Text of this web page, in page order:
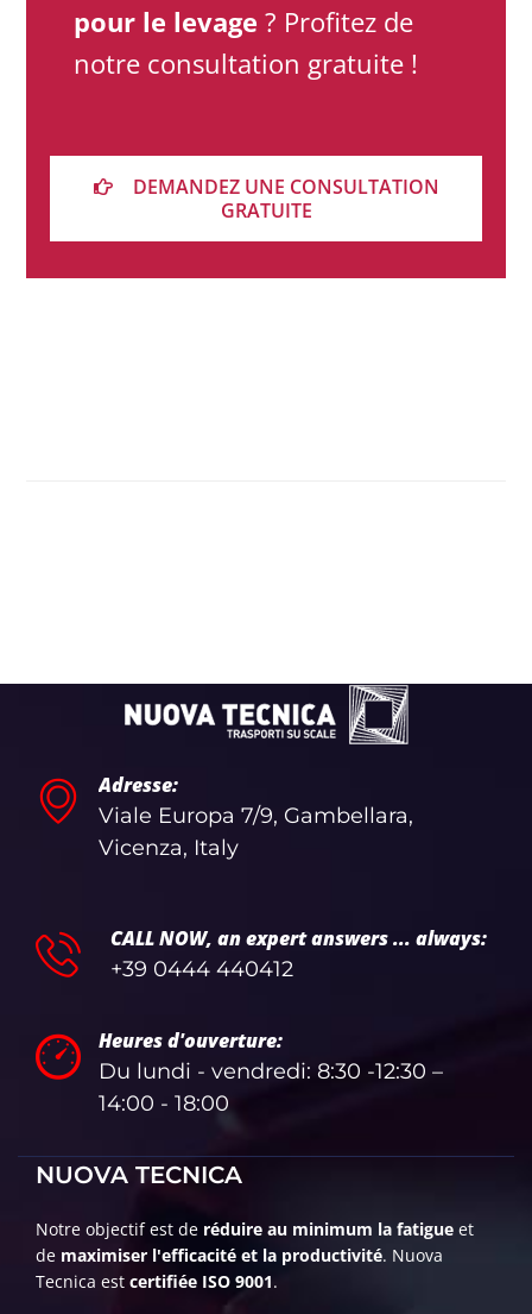
pour le levage ? Profitez de
notre consultation gratuite !
DEMANDEZ UNE CONSULTATION
GRATUITE
Adresse:
Viale Europa 7/9, Gambellara,
Vicenza, Italy
CALL NOW, an expert answers ... always:
+39 0444 440412
Heures d'ouverture:
Du lundi - vendredi: 8:30 -12:30 –
14:00 - 18:00
NUOVA TECNICA
Notre objectif est de réduire au minimum la fatigue et
de maximiser l'efficacité et la productivité. Nuova
Tecnica est certifiée ISO 9001.